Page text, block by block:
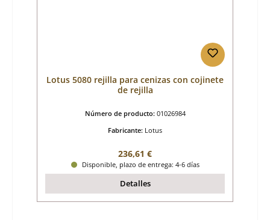
Lotus 5080 rejilla para cenizas con cojinete
de rejilla
Número de producto: 01026984
Fabricante: Lotus
Precio normal:
236,61 €
Disponible, plazo de entrega: 4-6 días
Detalles